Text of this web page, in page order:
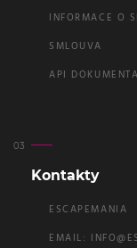
INFORMACE O
SMLOUVA
API
Kontakty
ESCAPEMANIA
EMAIL: